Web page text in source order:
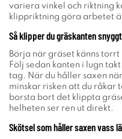
variera vinkel och riktning
klippriktning göra arbetet
Så klipper du gräskanten snyggt
Börja när gräset känns
Följ sedan kanten i lugn
tag. När du håller saxen
minskar risken att du råkar
borsta bort det klippta
helheten ser ren ut direkt.
Skötsel som håller saxen vass